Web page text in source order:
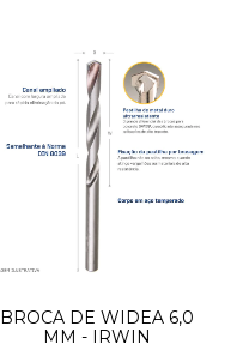
BROCA DE WIDEA 6,0
MM - IRWIN